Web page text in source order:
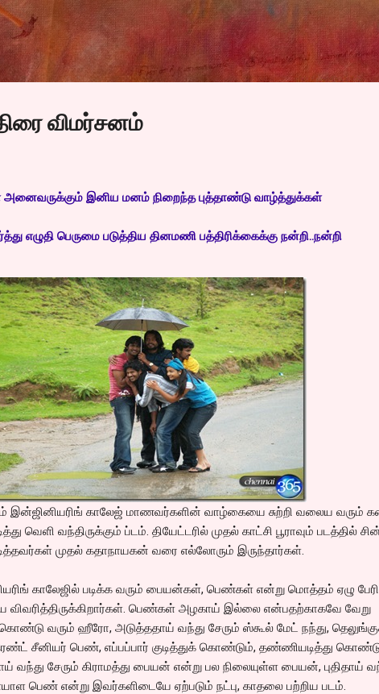
Skip to main content
விமர்சனம்
அனைவருக்கும் இனிய மனம் நிறைந்த புத்தாண்டு வாழ்த்துக்கள்
எழுதி பெருமை படுத்திய தினமணி பத்திரிக்கைக்கு நன்றி..நன்றி
இன்ஜினியரிங் காலேஜ் மாணவர்களின் வாழ்கையை சுற்றி வலைய வரும்
வெளி வந்திருக்கும் ப்டம். தியேட்டரில் முதல் காட்சி பூராவும் படத்தில்
முதல் கதாநாயகன் வரை எல்லோரும் இருந்தார்கள்.
காலேஜில் படிக்க வரும் பையன்கள், பெண்கள் என்று மொத்தம் ஏழு
பெண்கள் அழகாய் இல்லை என்பதற்காகவே வேறு
வரும் ஹீரோ, அடுத்ததாய் வந்து சேரும் ஸ்கூல் மேட் நந்து,
சீனியர் பெண், எப்பப்பார் குடித்துக் கொண்டும், தண்ணியடித்து
வந்து சேரும் கிராமத்து பையன் என்று பல நிலையுள்ள பையன், புதிதாய்
பெண் என்று இவர்களிடையே ஏற்படும் நட்பு, காதலை பற்றிய படம்.